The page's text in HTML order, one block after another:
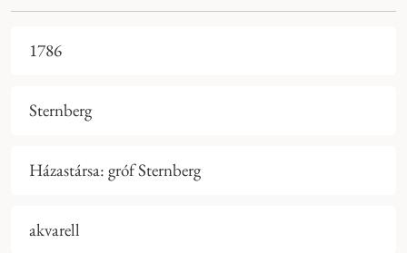
1786
Sternberg
Házastársa: gróf Sternberg
akvarell